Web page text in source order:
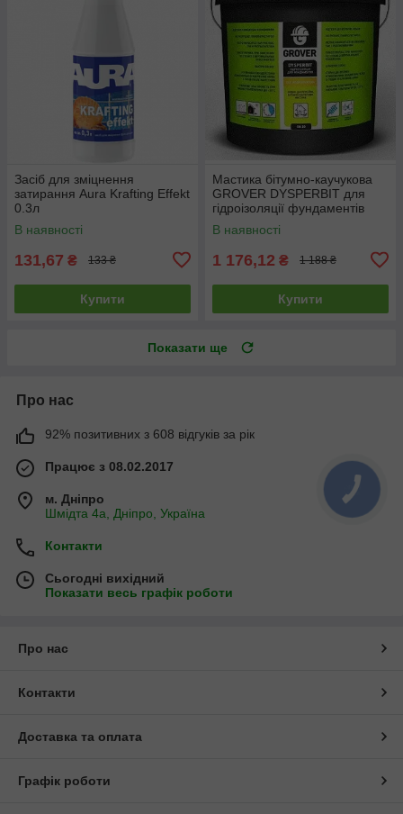
Засіб для зміцнення
затирання Aura Krafting Effekt
0.3л
В наявності
131,67 ₴ 133 ₴
Купити
Мастика бітумно-каучукова
GROVER DYSPERBIT для
гідроізоляції фундаментів
10кг
В наявності
1 176,12 ₴ 1 188 ₴
Купити
Показати ще
Про нас
92% позитивних з 608 відгуків за рік
Працює з 08.02.2017
м. Дніпро
Шмідта 4а, Дніпро, Україна
Контакти
Сьогодні вихідний
Показати весь графік роботи
Про нас
Контакти
Доставка та оплата
Графік роботи